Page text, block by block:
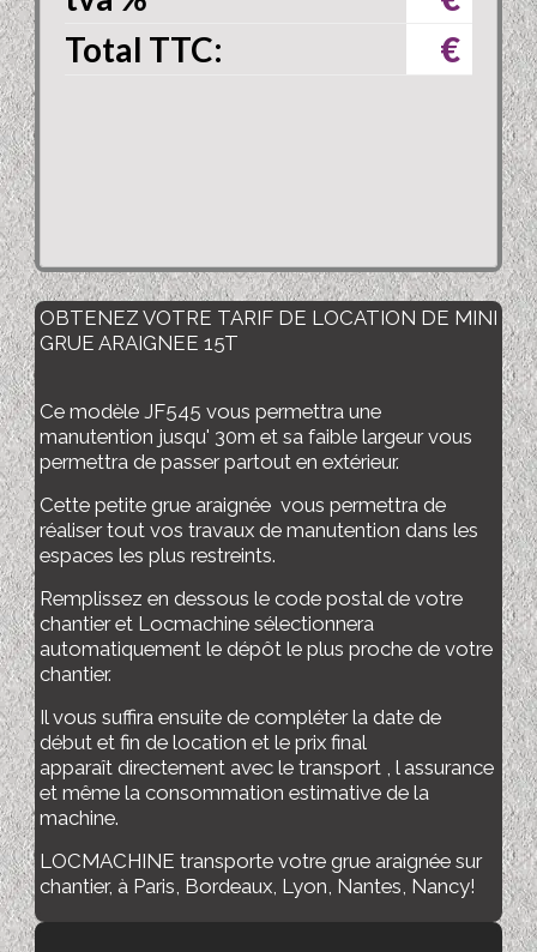
Total TTC:
€
OBTENEZ VOTRE TARIF DE LOCATION DE MINI
GRUE ARAIGNEE 15T
Ce modèle JF545 vous permettra une
manutention jusqu' 30m et sa faible largeur vous
permettra de passer partout en extérieur.
Cette petite grue araignée vous permettra de
réaliser tout vos travaux de manutention dans les
espaces les plus restreints.
Remplissez en dessous le code postal de votre
chantier et Locmachine sélectionnera
automatiquement le dépôt le plus proche de votre
chantier.
Il vous suffira ensuite de compléter la date de
début et fin de location et le prix final
apparaît directement avec le transport , l assurance
et même la consommation estimative de la
machine.
LOCMACHINE transporte votre grue araignée sur
chantier, à Paris, Bordeaux, Lyon, Nantes, Nancy!